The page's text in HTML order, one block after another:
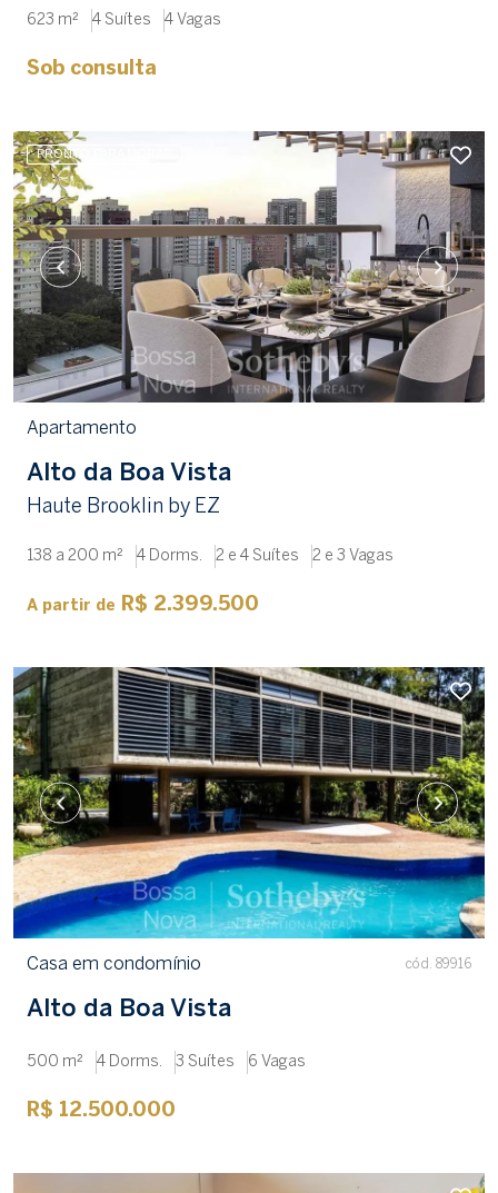
623 m² 4 Suítes 4 Vagas
Sob consulta
PRONTO PARA MORAR
Apartamento
Alto da Boa Vista
Haute Brooklin by EZ
138 a 200 m² 4 Dorms. 2 e 4 Suítes 2 e 3 Vagas
A partir de R$ 2.399.500
Casa em condomínio cód. 89916
Alto da Boa Vista
500 m² 4 Dorms. 3 Suítes 6 Vagas
R$ 12.500.000